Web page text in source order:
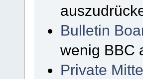
Bulletin
wenig BBC
Private